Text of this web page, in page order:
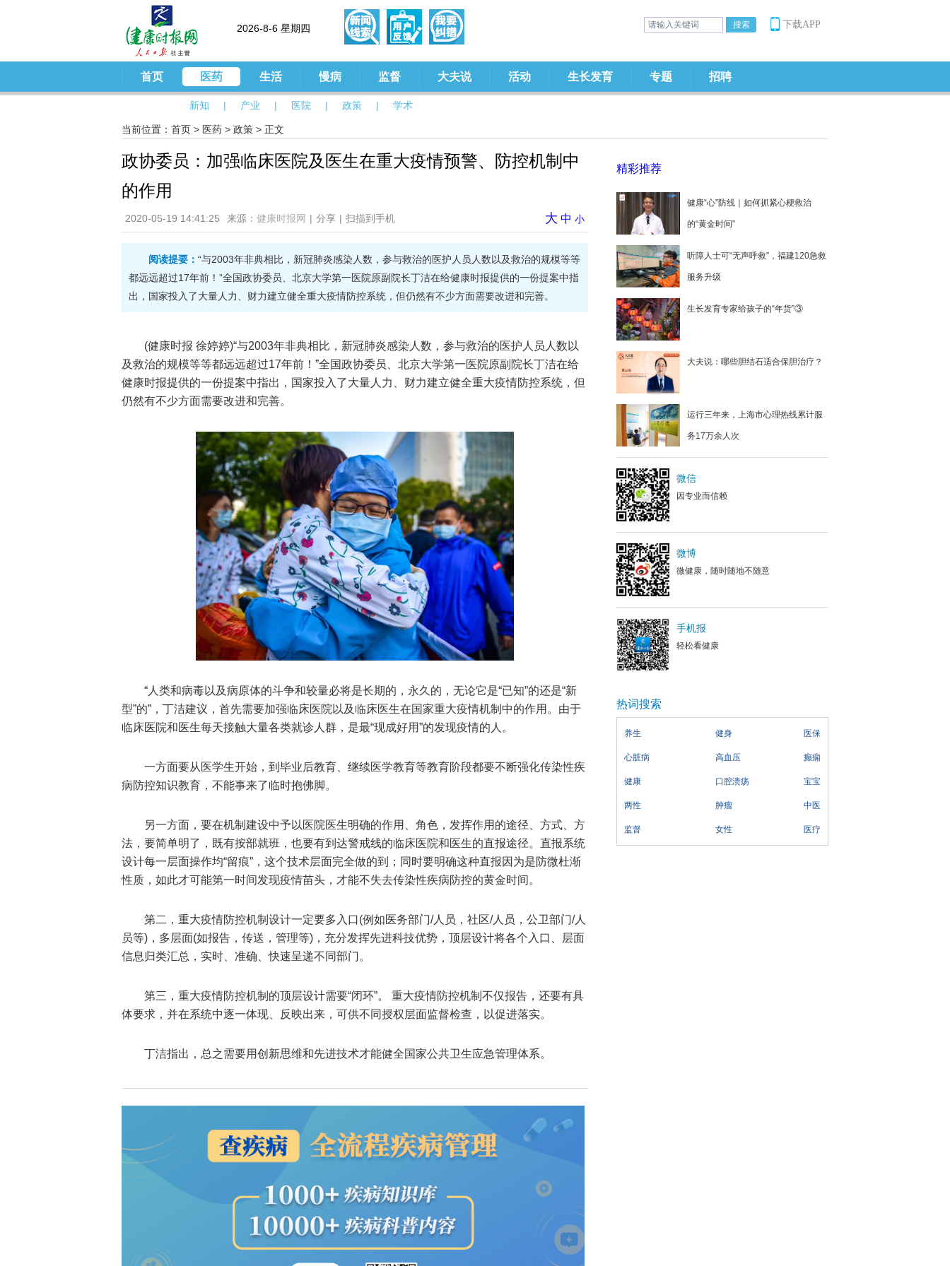
2026-8-6 星期四 下载APP
首页 医药
新知 | 产业 | 医院 | 政策 | 学术
生活 慢病 监督 大夫说 活动 生长发育 专题 招聘
当前位置： 首页 > 医药 > 政策 > 正文
政协委员：加强临床医院及医生在重大疫情预警、防控机制中
的作用
2020-05-19 14:41:25 来源： 健康时报网 | 分享 | 扫描到手机 大 中 小
阅读提要： “与2003年非典相比，新冠肺炎感染人数，参与救治的医护人员人数以及救治的规模等等
都远远超过17年前！”全国政协委员、北京大学第一医院原副院长丁洁在给健康时报提供的一份提案中指
出，国家投入了大量人力、财力建立健全重大疫情防控系统，但仍然有不少方面需要改进和完善。
(健康时报 徐婷婷)“与2003年非典相比，新冠肺炎感染人数，参与救治的医护人员人数以
及救治的规模等等都远远超过17年前！”全国政协委员、北京大学第一医院原副院长丁洁在给
健康时报提供的一份提案中指出，国家投入了大量人力、财力建立健全重大疫情防控系统，但
仍然有不少方面需要改进和完善。
“人类和病毒以及病原体的斗争和较量必将是长期的，永久的，无论它是“已知”的还是“新
型”的”，丁洁建议，首先需要加强临床医院以及临床医生在国家重大疫情机制中的作用。由于
临床医院和医生每天接触大量各类就诊人群，是最“现成好用”的发现疫情的人。
一方面要从医学生开始，到毕业后教育、继续医学教育等教育阶段都要不断强化传染性疾
病防控知识教育，不能事来了临时抱佛脚。
另一方面，要在机制建设中予以医院医生明确的作用、角色，发挥作用的途径、方式、方
法，要简单明了，既有按部就班，也要有到达警戒线的临床医院和医生的直报途径。直报系统
设计每一层面操作均“留痕”，这个技术层面完全做的到；同时要明确这种直报因为是防微杜渐
性质，如此才可能第一时间发现疫情苗头，才能不失去传染性疾病防控的黄金时间。
第二，重大疫情防控机制设计一定要多入口(例如医务部门/人员，社区/人员，公卫部门/人
员等)，多层面(如报告，传送，管理等)，充分发挥先进科技优势，顶层设计将各个入口、层面
信息归类汇总，实时、准确、快速呈递不同部门。
第三，重大疫情防控机制的顶层设计需要“闭环”。 重大疫情防控机制不仅报告，还要有具
体要求，并在系统中逐一体现、反映出来，可供不同授权层面监督检查，以促进落实。
丁洁指出，总之需要用创新思维和先进技术才能健全国家公共卫生应急管理体系。
精彩推荐
健康“心”防线｜如何抓紧心梗救治
的“黄金时间”
听障人士可“无声呼救”，福建120急救
服务升级
生长发育专家给孩子的“年货”③
大夫说：哪些胆结石适合保胆治疗？
运行三年来，上海市心理热线累计服
务17万余人次
微信
因专业而信赖
微博
微健康，随时随地不随意
手机报
轻松看健康
热词搜索
养生 健身 医保
心脏病 高血压 癫痫
健康 口腔溃疡 宝宝
两性 肿瘤 中医
监督 女性 医疗